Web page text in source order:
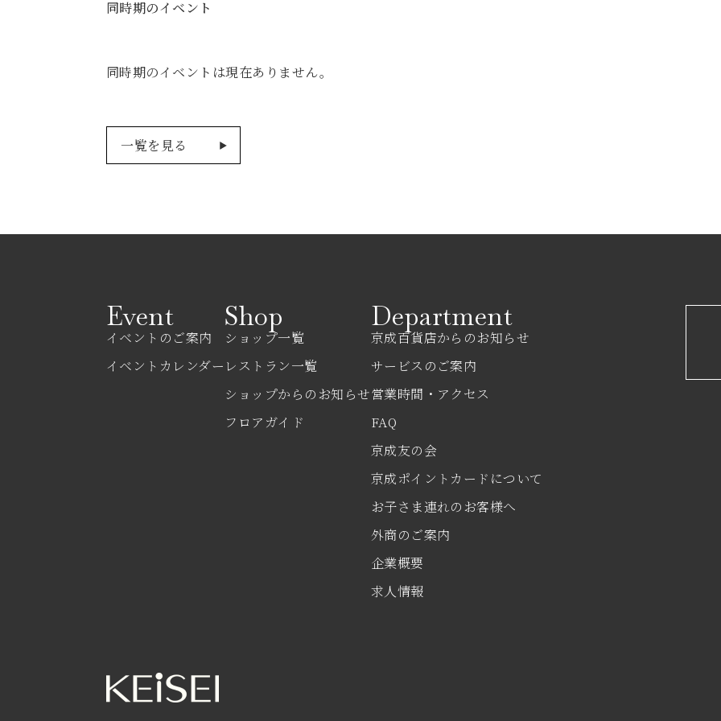
同時期のイベント
同時期のイベントは現在ありません。
一覧を見る
Event
イベントのご案内
イベントカレンダー
Shop
ショップ一覧
レストラン一覧
ショップからのお知らせ
フロアガイド
Department
京成百貨店からのお知らせ
サービスのご案内
営業時間・アクセス
FAQ
京成友の会
京成ポイントカードについて
お子さま連れのお客様へ
外商のご案内
企業概要
求人情報